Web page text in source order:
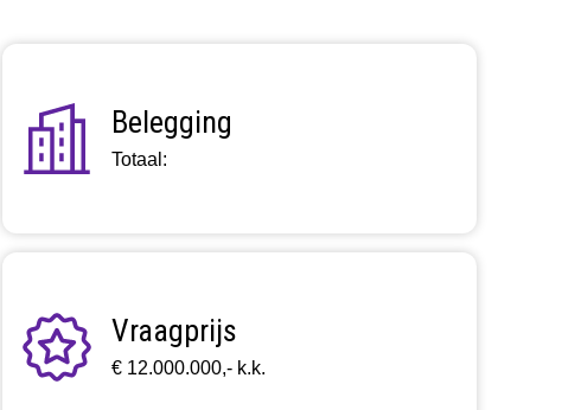
Belegging
Totaal:
Vraagprijs
€ 12.000.000,- k.k.